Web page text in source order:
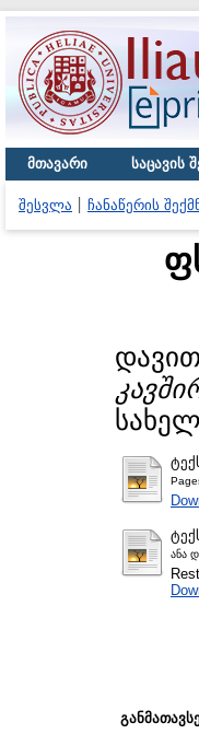
მთავარი საცავის
შესვლა ჩანაწერის
ანა